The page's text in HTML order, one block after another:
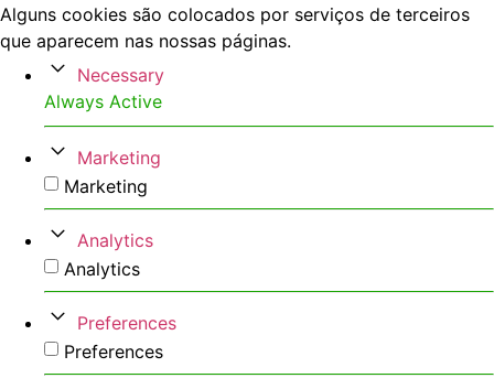
Alguns cookies são colocados por serviços de terceiros
que aparecem nas nossas páginas.
Necessary
Always Active
Marketing
Marketing
Analytics
Analytics
Preferences
Preferences